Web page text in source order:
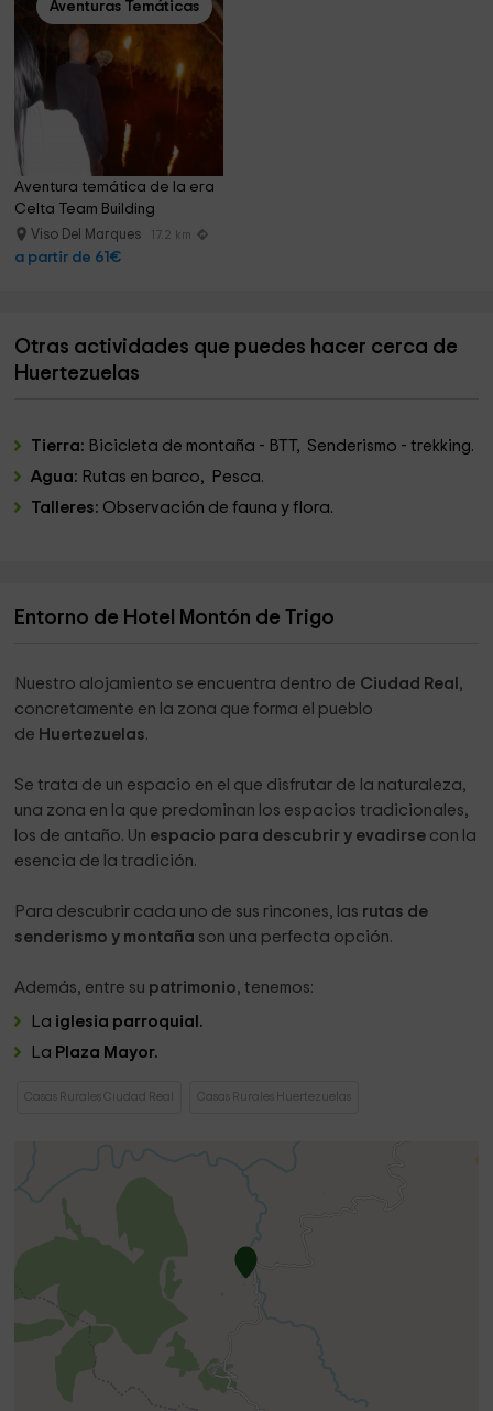
Aventuras Temáticas
Aventura temática de la era
Celta Team Building
Viso Del Marques 17.2 km
a partir de 61€
Otras actividades que puedes hacer cerca de
Huertezuelas
Tierra: Bicicleta de montaña - BTT, Senderismo - trekking.
Agua: Rutas en barco, Pesca.
Talleres: Observación de fauna y flora.
Entorno de Hotel Montón de Trigo
Nuestro alojamiento se encuentra dentro de Ciudad Real ,
concretamente en la zona que forma el pueblo
de Huertezuelas.
Se trata de un espacio en el que disfrutar de la naturaleza,
una zona en la que predominan los espacios tradicionales,
los de antaño. Un espacio para descubrir y evadirse con la
esencia de la tradición.
Para descubrir cada uno de sus rincones, las rutas de
senderismo y montaña son una perfecta opción.
Además, entre su patrimonio, tenemos:
La iglesia parroquial.
La Plaza Mayor.
Casas Rurales Ciudad Real Casas Rurales Huertezuelas